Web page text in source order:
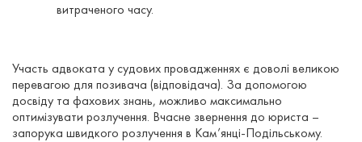
витраченого часу.
Участь адвоката у судових провадженнях є доволі великою
перевагою для позивача (відповідача). За допомогою
досвіду та фахових знань, можливо максимально
оптимізувати розлучення. Вчасне звернення до юриста –
запорука швидкого розлучення в Кам’янці-Подільському.